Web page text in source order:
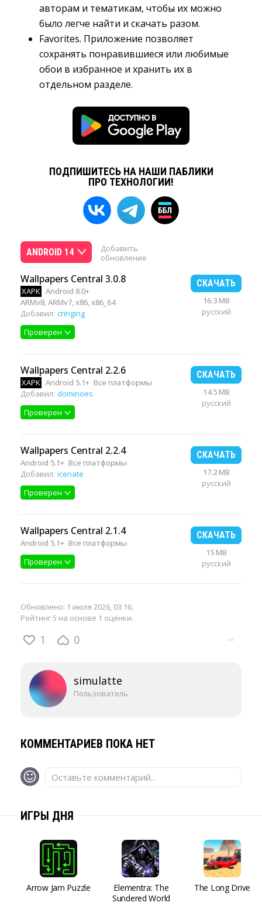
авторам и тематикам, чтобы их можно
было легче найти и скачать разом.
Favorites. Приложение позволяет
сохранять понравившиеся или любимые
обои в избранное и хранить их в
отдельном разделе.
ПОДПИШИТЕСЬ НА НАШИ ПАБЛИКИ
ПРО ТЕХНОЛОГИИ!
ANDROID 14
Добавить
обновление
Wallpapers Central 3.0.8
XAPK Android 8.0+
ARMv8, ARMv7, x86, x86_64
Добавил: cringing
Проверен
СКАЧАТЬ
16.3 MB
русский
Wallpapers Central 2.2.6
XAPK Android 5.1+ Все платформы
Добавил: dominoes
Проверен
СКАЧАТЬ
14.5 MB
русский
Wallpapers Central 2.2.4
Android 5.1+ Все платформы
Добавил: icenate
Проверен
СКАЧАТЬ
17.2 MB
русский
Wallpapers Central 2.1.4
Android 5.1+ Все платформы
Проверен
СКАЧАТЬ
15 MB
русский
Обновлено: 1 июля 2026, 03:16.
Рейтинг 5 на основе 1 оценки.
1 0 ···
simulatte
Пользователь
КОММЕНТАРИЕВ ПОКА НЕТ
Оставьте комментарий...
ИГРЫ ДНЯ
Arrow Jam Puzzle
Elementra: The
Sundered World
The Long Drive